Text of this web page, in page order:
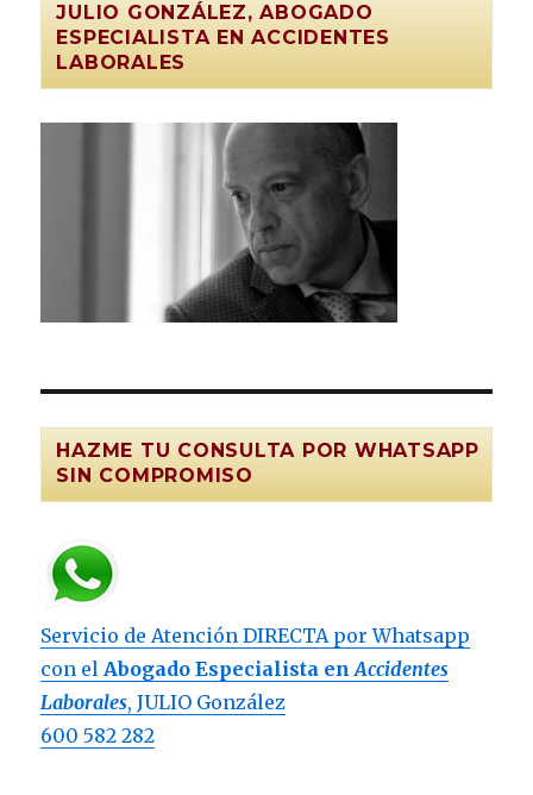
JULIO GONZÁLEZ, ABOGADO
ESPECIALISTA EN ACCIDENTES
LABORALES
HAZME TU CONSULTA POR WHATSAPP
SIN COMPROMISO
Servicio de Atención DIRECTA por Whatsapp
con elAbogado Especialista enAccidentes
Laborales, JULIO González
600 582 282